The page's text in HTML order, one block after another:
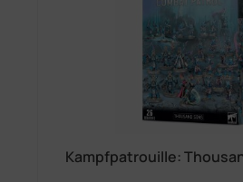
Kampfpatrouille: